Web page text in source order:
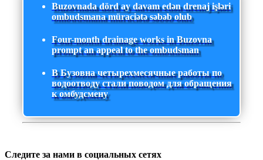
Buzovnada dörd ay davam edən drenaj işləri
ombudsmana müraciətə səbəb olub
Four-month drainage works in Buzovna
prompt an appeal to the ombudsman
В Бузовна четырехмесячные работы по
водоотводу стали поводом для обращения
к омбудсмену
Следите за нами в социальных сетях